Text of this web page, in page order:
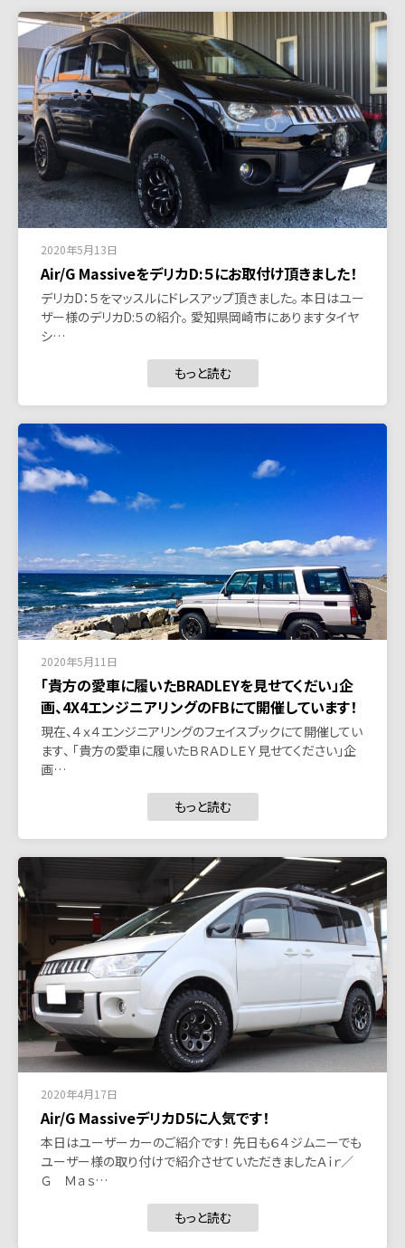
2020年5月13日
Air/G MassiveをデリカD:５にお取付け頂きました！
デリカD：５をマッスルにドレスアップ頂きました。 本日はユー
ザー様のデリカD:５の紹介。 愛知県岡崎市にありますタイヤ
シ…
もっと読む
2020年5月11日
「貴方の愛車に履いたBRADLEYを見せてくだい」企
画、4X4エンジニアリングのFBにて開催しています！
現在、４ｘ４エンジニアリングのフェイスブックにて開催してい
ます、 「貴方の愛車に履いたＢＲＡＤＬＥＹ見せてください」企
画…
もっと読む
2020年4月17日
Air/G MassiveデリカD5に人気です！
本日はユーザーカーのご紹介です！ 先日も６４ジムニーでも
ユーザー様の取り付けで紹介させていただきましたＡｉｒ／
Ｇ Ｍａｓ…
もっと読む